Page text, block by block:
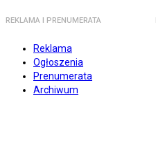
REKLAMA I PRENUMERATA
Reklama
Ogłoszenia
Prenumerata
Archiwum